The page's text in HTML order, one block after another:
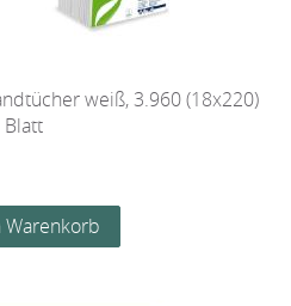
weiß, 3.960 (18x220)
Blatt